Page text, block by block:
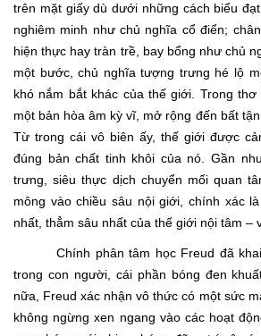
trên mặt giấy dù dưới những cách biểu
nghiêm minh như chủ nghĩa cổ điển;
hiện thực hay tràn trề, bay bổng như chủ
một bước, chủ nghĩa tượng trưng hé lộ
khó nắm bắt khác của thế giới. Trong
một bản hòa âm kỳ vĩ, mở rộng đến bất
Từ trong cái vô biên ấy, thế giới được
đúng bản chất tinh khôi của nó. Gần
trưng, siêu thực dịch chuyển mối quan
mông vào chiều sâu nội giới, chính xác
nhất, thẳm sâu nhất của thế giới nội tâm –
Chính phân tâm học Freud đã
trong con người, cái phần bóng đen
nữa, Freud xác nhận vô thức có một sức
không ngừng xen ngang vào các hoạt